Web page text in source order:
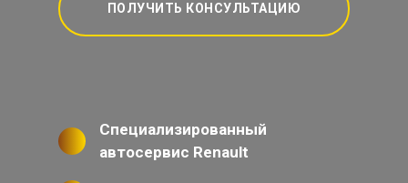
ПОЛУЧИТЬ КОНСУЛЬТАЦИЮ
Специализированный
автосервис Renault